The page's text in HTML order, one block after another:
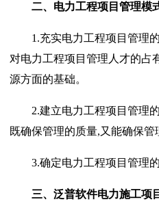
二、电力工程项目管理模
1.充实电力工程项目管理的
对电力工程项目管理人才的占
源方面的基础。
2.建立电力工程项目管理的
既确保管理的质量,又能确保管
3.确定电力工程项目管理的
三、泛普软件电力施工项